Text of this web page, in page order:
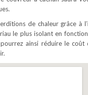
de chaleur grâce à
le plus isolant en
ainsi réduire le